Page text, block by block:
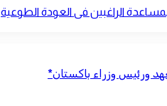
الراغبين فى العودة الطوعية
ورئيس وزراء باكستان*